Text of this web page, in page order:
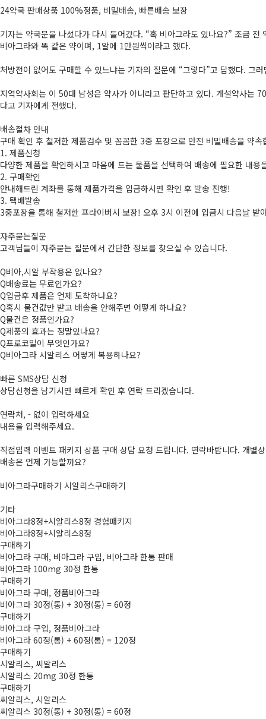
24약국 판­매상품 100%정품, 비밀배송, 빠른배송 보장
기자는 약국문을 나섰다가 다시 들어갔다. “혹 비­아그라도 있나요?” 조금
비­아그라와 똑 같은 약이며, 1알에 1만원씩이라고 했다.
처방전이 없어도 구매할 수 있느냐는 기자의 질문에 “그렇다”고 답했다.
지역약사회는 이 50대 남성은 약사가 아니라고 판단하고 있다. 개설약사는
다고 기자에게 전했다.
배송절차 안내
구매 확인 후 철저한 제품검수 및 꼼꼼한 3중 포장으로 안전 비밀배송을 약속
1. 제품신청
다양한 제품을 확인하시고 마음에 드는 물품을 선택하여 배송에 필요한 내용
2. 구매확인
안내해드린 계좌를 통해 제품가격을 입금하시면 확인 후 발송 진행!
3. 택배발송
3중포장을 통해 철저한 프라이버시 보장! 오후 3시 이전에 입금시 다음날 받
자주묻는질문
고객님들이 자주묻는 질문에서 간단한 정보를 찾으실 수 있습니다.
Q비아,시알 부작용은 없나요?
Q배송료는 무료인가요?
Q입금후 제품은 언제 도착하나요?
Q혹시 물건값만 받고 배송을 안해주면 어떻게 하나요?
Q물건은 정품인가요?
Q제품의 효과는 정말있나요?
Q프로코밀이 무엇인가요?
Q비­아그라 시­알리스 어떻게 복용하나요?
빠른 SMS상담 신청
상담신청을 남기시면 빠르게 확인 후 연락 드리겠습니다.
연락처, - 없이 입력하세요
내용을 입력해주세요.
직접입력 이벤트 패키지 상품 구매 상담 요청 드립니다. 연락바랍니다. 개
배송은 언제 가능할까요?
비­아그라구매하기 시­알리스구매하기
기타
비­아그라8정+시­알리스8정 경험패키지
비­아그라8정+시­알리스8정
구매하기
비­아그라 구매, 비­아그라 구입, 비­아그라 한통 판­매
비­아그라 100mg 30정 한통
구매하기
비­아그라 구매, 정품비­아그라
비­아그라 30정(통) + 30정(통) = 60정
구매하기
비­아그라 구입, 정품비­아그라
비­아그라 60정(통) + 60정(통) = 120정
구매하기
시­알리스, 씨­알리스
시­알리스 20mg 30정 한통
구매하기
씨­알리스, 시­알리스
씨­알리스 30정(통) + 30정(통) = 60정